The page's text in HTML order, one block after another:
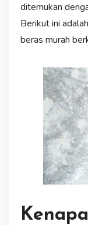
ditemukan
Berikut ini
beras murah